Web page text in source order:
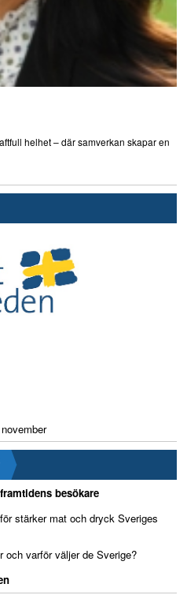
helhet – där samverkan skapar en
besökare
stärker mat och dryck Sveriges
och varför väljer de Sverige?